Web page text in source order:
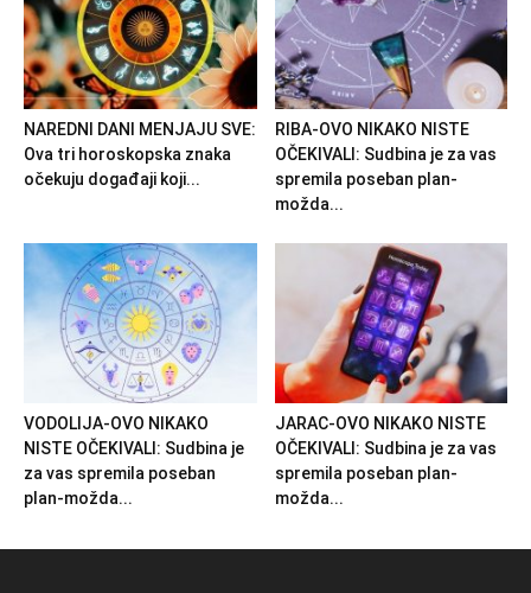
NAREDNI DANI MENJAJU SVE:
Ova tri horoskopska znaka
očekuju događaji koji...
RIBA-OVO NIKAKO NISTE
OČEKIVALI: Sudbina je za vas
spremila poseban plan-
možda...
VODOLIJA-OVO NIKAKO
NISTE OČEKIVALI: Sudbina je
za vas spremila poseban
plan-možda...
JARAC-OVO NIKAKO NISTE
OČEKIVALI: Sudbina je za vas
spremila poseban plan-
možda...